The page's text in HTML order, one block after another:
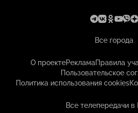
Все города
О проектеРекламаПравила
Пользовательское
Политика использования cookies
Все телепередачи в